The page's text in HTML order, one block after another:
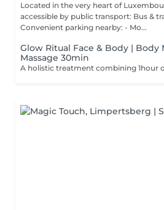
Located in the very heart of Luxembourg Hamilius.
accessible by public transport: Bus &
Convenient parking nearby: - Mo...
Glow Ritual Face & Body | Body
Massage 30min